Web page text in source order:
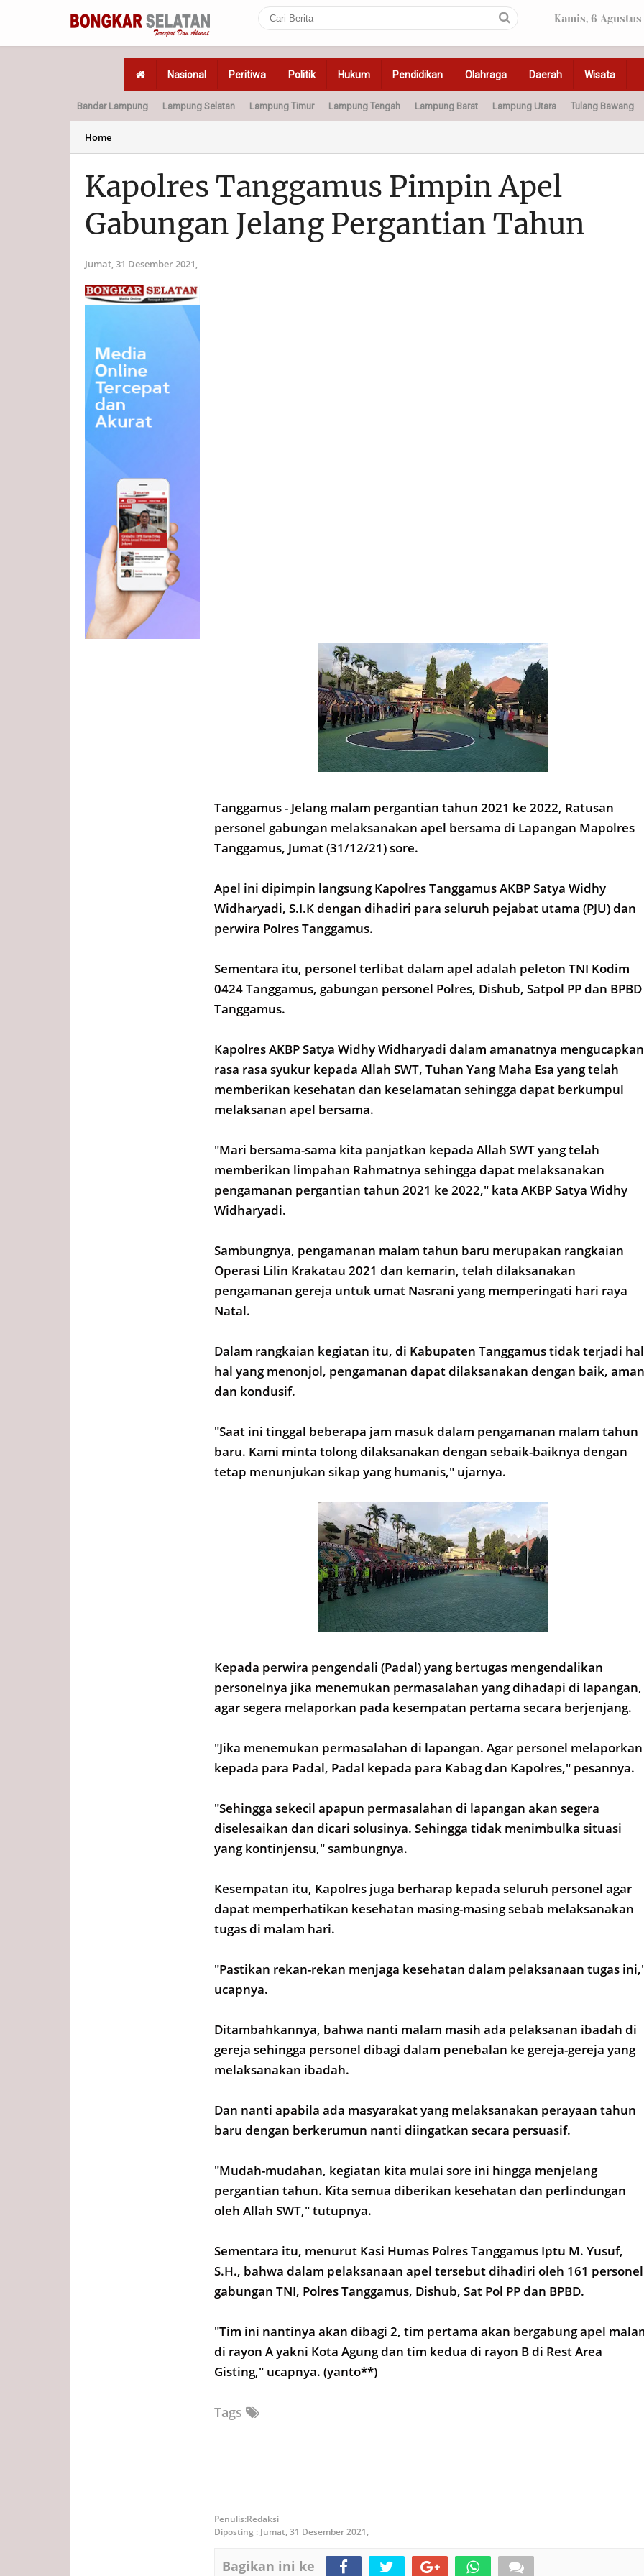
Kamis, 6 Agustus
Nasional Peritiwa Politik Hukum Pendidikan Olahraga Daerah Wisata
Home Politik Hukum Peristiwa Olahraga Pendidikan Otomotif
Bandar Lampung Lampung Selatan Lampung Timur Lampung Tengah Lampung Barat Lampung Utara Tulang Bawang
Home
Kapolres Tanggamus Pimpin Apel
Gabungan Jelang Pergantian Tahun
Jumat, 31 Desember 2021,
Tanggamus - Jelang malam pergantian tahun 2021 ke 2022, Ratusan
personel gabungan melaksanakan apel bersama di Lapangan Mapolres
Tanggamus, Jumat (31/12/21) sore.
Apel ini dipimpin langsung Kapolres Tanggamus AKBP Satya Widhy
Widharyadi, S.I.K dengan dihadiri para seluruh pejabat utama (PJU) dan
perwira Polres Tanggamus.
Sementara itu, personel terlibat dalam apel adalah peleton TNI Kodim
0424 Tanggamus, gabungan personel Polres, Dishub, Satpol PP dan BPBD
Tanggamus.
Kapolres AKBP Satya Widhy Widharyadi dalam amanatnya mengucapkan
rasa rasa syukur kepada Allah SWT, Tuhan Yang Maha Esa yang telah
memberikan kesehatan dan keselamatan sehingga dapat berkumpul
melaksanan apel bersama.
"Mari bersama-sama kita panjatkan kepada Allah SWT yang telah
memberikan limpahan Rahmatnya sehingga dapat melaksanakan
pengamanan pergantian tahun 2021 ke 2022," kata AKBP Satya Widhy
Widharyadi.
Sambungnya, pengamanan malam tahun baru merupakan rangkaian
Operasi Lilin Krakatau 2021 dan kemarin, telah dilaksanakan
pengamanan gereja untuk umat Nasrani yang memperingati hari raya
Natal.
Dalam rangkaian kegiatan itu, di Kabupaten Tanggamus tidak terjadi
hal yang menonjol, pengamanan dapat dilaksanakan dengan baik, aman
dan kondusif.
"Saat ini tinggal beberapa jam masuk dalam pengamanan malam tahun
baru. Kami minta tolong dilaksanakan dengan sebaik-baiknya dengan
tetap menunjukan sikap yang humanis," ujarnya.
Kepada perwira pengendali (Padal) yang bertugas mengendalikan
personelnya jika menemukan permasalahan yang dihadapi di lapangan,
agar segera melaporkan pada kesempatan pertama secara berjenjang.
"Jika menemukan permasalahan di lapangan. Agar personel melaporkan
kepada para Padal, Padal kepada para Kabag dan Kapolres," pesannya.
"Sehingga sekecil apapun permasalahan di lapangan akan segera
diselesaikan dan dicari solusinya. Sehingga tidak menimbulka situasi
yang kontinjensu," sambungnya.
Kesempatan itu, Kapolres juga berharap kepada seluruh personel agar
dapat memperhatikan kesehatan masing-masing sebab melaksanakan
tugas di malam hari.
"Pastikan rekan-rekan menjaga kesehatan dalam pelaksanaan tugas
ucapnya.
Ditambahkannya, bahwa nanti malam masih ada pelaksanan ibadah di
gereja sehingga personel dibagi dalam penebalan ke gereja-gereja yang
melaksanakan ibadah.
Dan nanti apabila ada masyarakat yang melaksanakan perayaan tahun
baru dengan berkerumun nanti diingatkan secara persuasif.
"Mudah-mudahan, kegiatan kita mulai sore ini hingga menjelang
pergantian tahun. Kita semua diberikan kesehatan dan perlindungan
oleh Allah SWT," tutupnya.
Sementara itu, menurut Kasi Humas Polres Tanggamus Iptu M. Yusuf,
S.H., bahwa dalam pelaksanaan apel tersebut dihadiri oleh 161 personel
gabungan TNI, Polres Tanggamus, Dishub, Sat Pol PP dan BPBD.
"Tim ini nantinya akan dibagi 2, tim pertama akan bergabung apel
di rayon A yakni Kota Agung dan tim kedua di rayon B di Rest Area
Gisting," ucapnya. (yanto**)
Tags
Redaksi
Diposting : Jumat, 31 Desember 2021,
Bagikan ini ke